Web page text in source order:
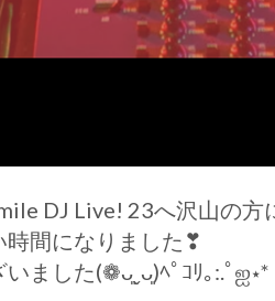
DJ Live! 23へ沢山の方
時間になりました❣
ました(❁ᴗ͈ˬᴗ͈)ﾍﾟｺﾘ｡:.ﾟஐ⋆*